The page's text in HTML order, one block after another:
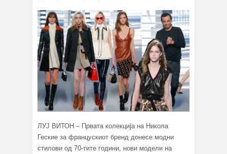
ЛУЈ ВИТОН – Првата колекција на Никола
Геские за францускиот бренд донесе модни
стилови од 70-тите години, нови модели на